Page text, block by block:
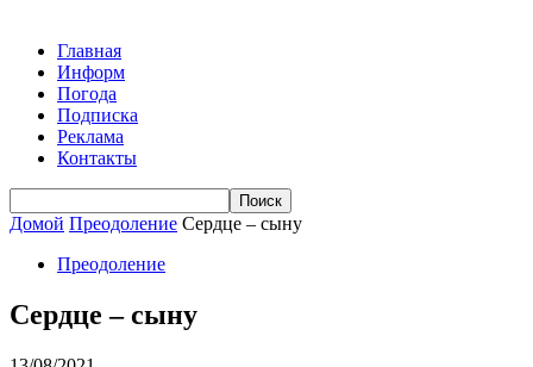
Главная
Информ
Погода
Подписка
Реклама
Контакты
Домой Преодоление Сердце – сыну
Преодоление
Сердце – сыну